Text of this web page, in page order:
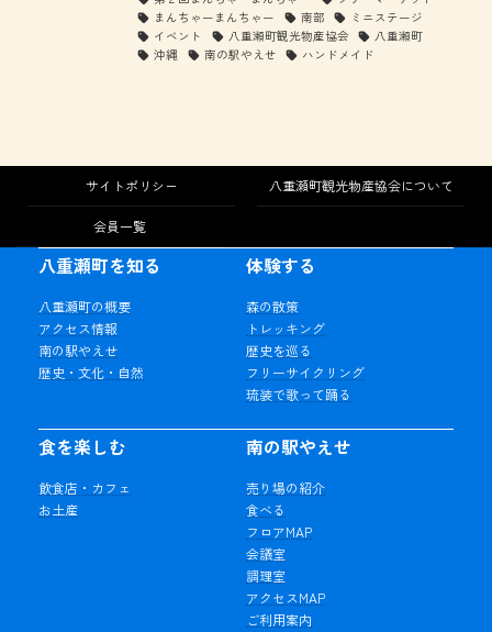
まんちゃーまんちゃー
南部
ミニステージ
イベント
八重瀬町観光物産協会
八重瀬町
沖縄
南の駅やえせ ハンドメイド
サイトポリシー 八重瀬町観光物産協会について
会員一覧
八重瀬町を知る
八重瀬町の概要
アクセス情報
南の駅やえせ
歴史・文化・自然
体験する
森の散策
トレッキング
歴史を巡る
フリーサイクリング
琉装で歌って踊る
食を楽しむ
飲食店・カフェ
お土産
南の駅やえせ
売り場の紹介
食べる
フロアMAP
会議室
調理室
アクセスMAP
ご利用案内